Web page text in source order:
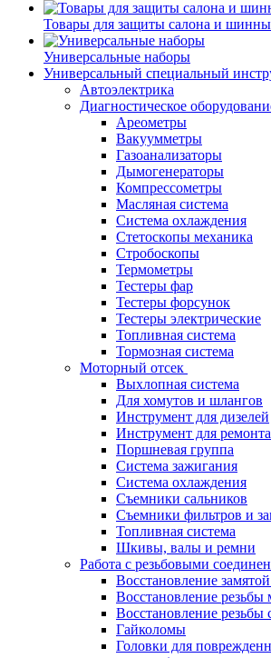
Товары для защиты салона и
Универсальные наборы
Универсальный специальный
Автоэлектрика
Диагностическое
Ареометры
Вакуумметры
Газоанализаторы
Дымогенераторы
Компрессометры
Масляная система
Система охлаждения
Стетоскопы механика
Стробоскопы
Термометры
Тестеры фар
Тестеры форсунок
Тестеры электрические
Топливная система
Тормозная система
Моторный отсек
Выхлопная система
Для хомутов и шлангов
Инструмент для дизелей
Инструмент для
Поршневая группа
Система зажигания
Система охлаждения
Съемники сальников
Съемники фильтров и
Топливная система
Шкивы, валы и ремни
Работа с резьбовыми
Восстановление
Восстановление резьбы
Восстановление резьбы
Гайколомы
Головки для